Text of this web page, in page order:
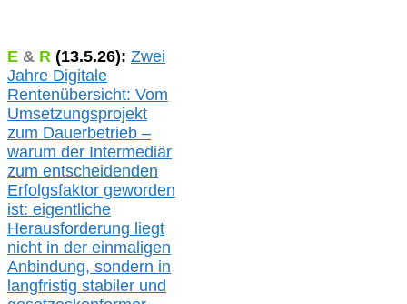
E & R (13.5.26): Zwei
Jahre Digitale
Rentenübersicht: Vom
Umsetzungsprojekt
zum Dauerbetrieb –
warum der Intermediär
zum entscheidenden
Erfolgsfaktor geworden
ist: eigentliche
Herausforderung liegt
nicht in der einmaligen
Anbindung, sondern in
langfristig stabiler und